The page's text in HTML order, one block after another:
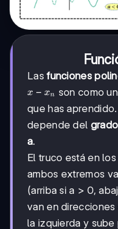
Lasfunciones
x-
x − xn son como
que has
depende del
a.
El truco está en
ambos extremos
(arriba si a > 0,
van en
la izquierda y